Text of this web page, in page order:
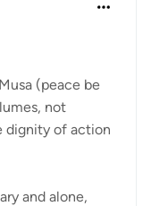
(peace be
not
dignity of action
and alone,